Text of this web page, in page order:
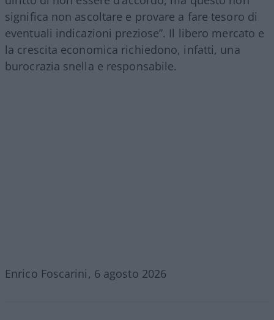
significa non ascoltare e provare a fare tesoro di
eventuali indicazioni preziose”. Il libero mercato e
la crescita economica richiedono, infatti, una
burocrazia snella e responsabile.
Enrico Foscarini, 6 agosto 2026